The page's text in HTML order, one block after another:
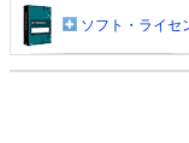
ソフト・ライセ